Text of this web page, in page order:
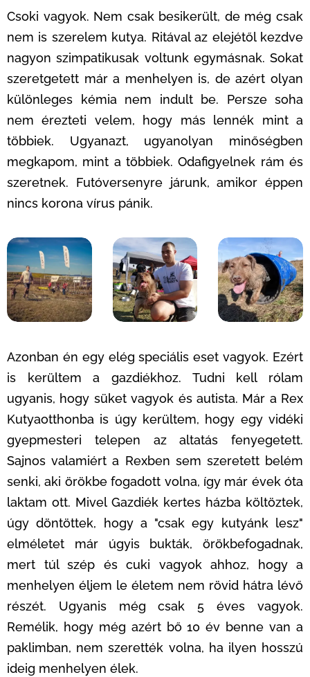
Csoki vagyok. Nem csak besikerült, de még csak
nem is szerelem kutya. Ritával az elejétől kezdve
nagyon szimpatikusak voltunk egymásnak. Sokat
szeretgetett már a menhelyen is, de azért olyan
különleges kémia nem indult be. Persze soha
nem érezteti velem, hogy más lennék mint a
többiek. Ugyanazt, ugyanolyan minőségben
megkapom, mint a többiek. Odafigyelnek rám és
szeretnek. Futóversenyre járunk, amikor éppen
nincs korona vírus pánik.
Azonban én egy elég speciális eset vagyok. Ezért
is kerültem a gazdiékhoz. Tudni kell rólam
ugyanis, hogy süket vagyok és autista. Már a Rex
Kutyaotthonba is úgy kerültem, hogy egy vidéki
gyepmesteri telepen az altatás fenyegetett.
Sajnos valamiért a Rexben sem szeretett belém
senki, aki örökbe fogadott volna, így már évek óta
laktam ott. Mivel Gazdiék kertes házba költöztek,
úgy döntöttek, hogy a "csak egy kutyánk lesz"
elméletet már úgyis bukták, örökbefogadnak,
mert túl szép és cuki vagyok ahhoz, hogy a
menhelyen éljem le életem nem rövid hátra lévő
részét. Ugyanis még csak 5 éves vagyok.
Remélik, hogy még azért bő 10 év benne van a
paklimban, nem szerették volna, ha ilyen hosszú
ideig menhelyen élek.